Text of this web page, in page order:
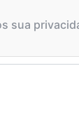
sua